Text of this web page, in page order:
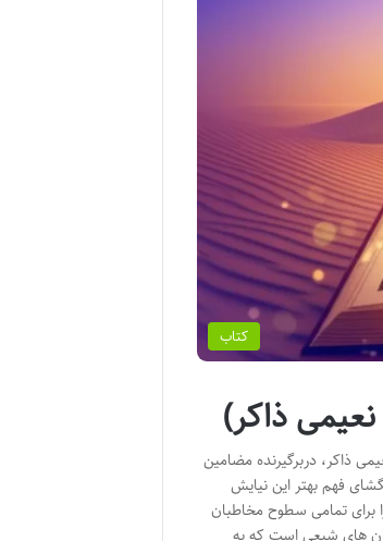
کتاب
ذاکر)
ذاکر، دربرگیرنده مضامین
فهم بهتر این نیایش
برای تمامی سطوح مخاطبان
های شیعی است که به